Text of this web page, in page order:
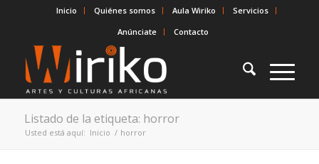
Inicio Quiénes somos Aula Wiriko
Servicios
Anúnciate
Contacto
Listado de la etiqueta: horror
Usted está aquí: Inicio / horror